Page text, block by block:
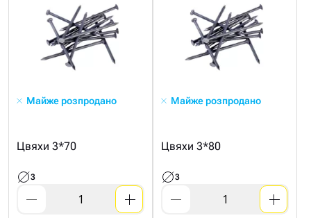
Майже розпродано
Цвяхи 3*70
3
Майже розпродано
Цвяхи 3*80
3